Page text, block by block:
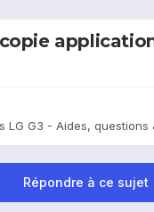
LG G3 - Aides, questions
Répondre à ce sujet